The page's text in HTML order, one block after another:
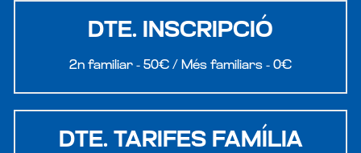
DTE. INSCRIPCIÓ
2n familiar - 50€ / Més familiars - 0€
DTE. TARIFES FAMÍLIA